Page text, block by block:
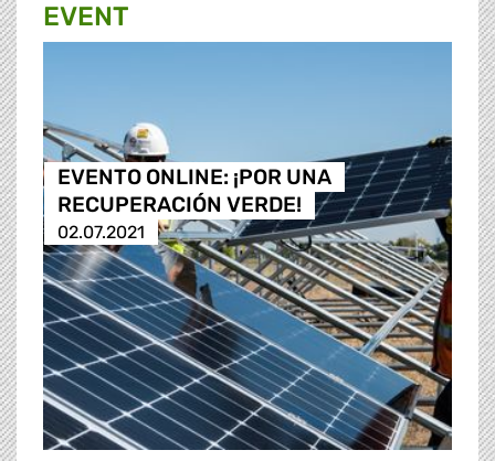
EVENT
EVENTO ONLINE: ¡POR UNA
RECUPERACIÓN VERDE!
02.07.2021